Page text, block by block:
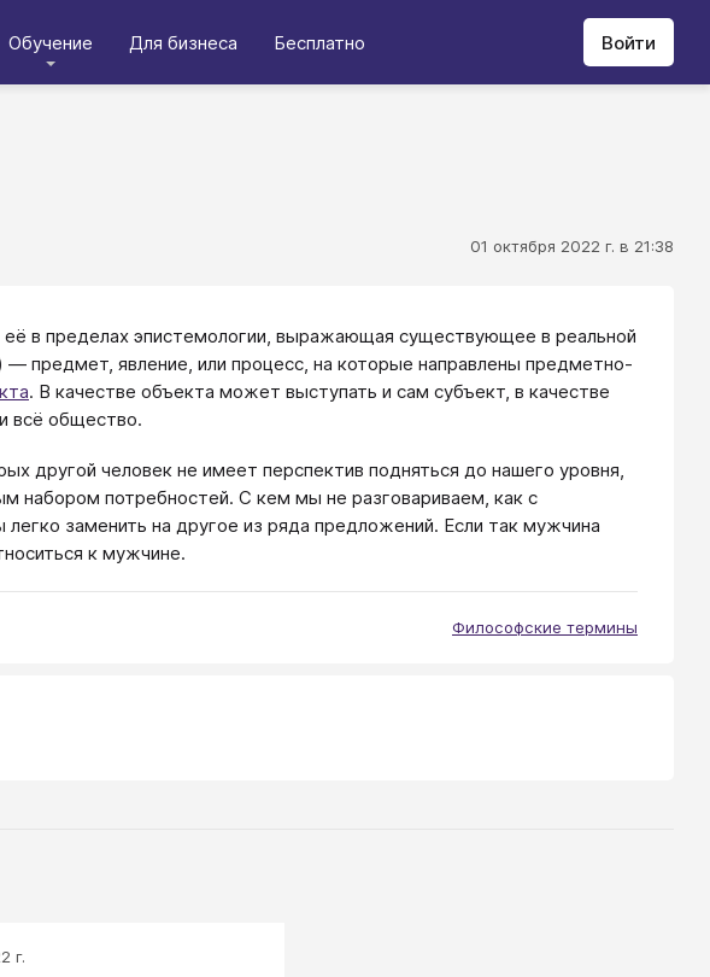
Обучение Для бизнеса Бесплатно Войти
01 октября 2022 г. в 21:38
в пределах эпистемологии, выражающая существующее в реальной
— предмет, явление, или процесс, на которые направлены предметно-
. В качестве объекта может выступать и сам субъект, в качестве
всё общество.
другой человек не имеет перспектив подняться до нашего уровня,
набором потребностей. С кем мы не разговариваем, как с
заменить на другое из ряда предложений. Если так мужчина
к мужчине.
Философские термины
г.